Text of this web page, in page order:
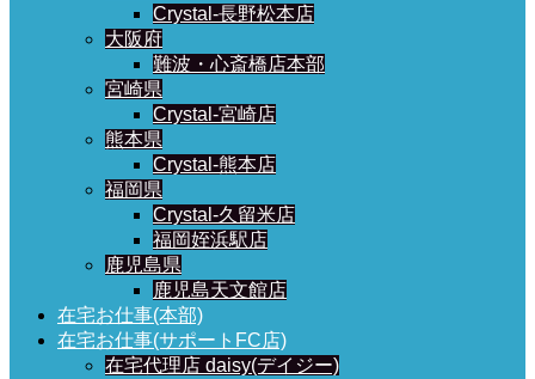
Crystal-長野松本店
大阪府
難波・心斎橋店本部
宮崎県
Crystal-宮崎店
熊本県
Crystal-熊本店
福岡県
Crystal-久留米店
福岡姪浜駅店
鹿児島県
鹿児島天文館店
在宅お仕事(本部)
在宅お仕事(サポートFC店)
在宅代理店 daisy(デイジー)